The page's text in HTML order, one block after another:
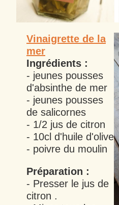
Vinaigrette de la
mer
Ingrédients :
- jeunes pousses
d'absinthe de mer
- jeunes pousses
de salicornes
- 1/2 jus de citron
- 10cl d'huile d'olive
- poivre du moulin
Préparation :
- Presser le jus de
citron .